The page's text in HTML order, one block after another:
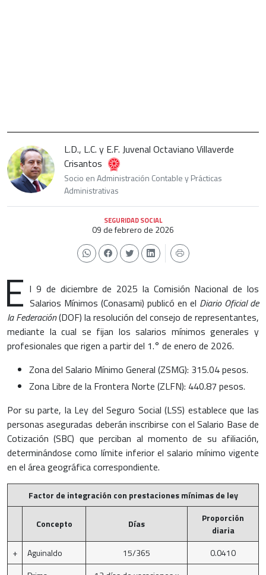
L.D., L.C. y E.F. Juvenal Octaviano Villaverde
Crisantos
Socio en Administración Contable y Prácticas
Administrativas
SEGURIDAD SOCIAL
09 de febrero de 2026
E l 9 de diciembre de 2025 la Comisión Nacional de los
Salarios Mínimos (Conasami) publicó en el Diario Oficial de
la Federación(DOF) la resolución del consejo de representantes,
mediante la cual se fijan los salarios mínimos generales y
profesionales que rigen a partir del 1.° de enero de 2026.
Zona del Salario Mínimo General (ZSMG): 315.04 pesos.
Zona Libre de la Frontera Norte (ZLFN): 440.87 pesos.
Por su parte, la Ley del Seguro Social (LSS) establece que las
personas aseguradas deberán inscribirse con el Salario Base de
Cotización (SBC) que perciban al momento de su afiliación,
determinándose como límite inferior el salario mínimo vigente
en el área geográfica correspondiente.
Factor de integración con prestaciones mínimas de ley
Concepto Días
Proporción
diaria
+
Aguinaldo 15/365 0.0410